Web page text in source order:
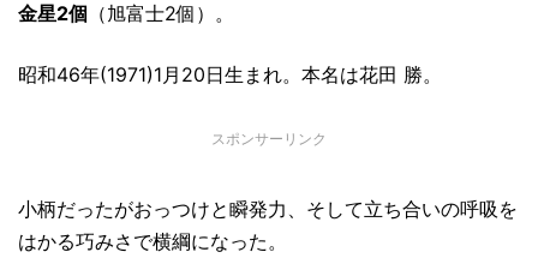
金星2個 （旭富士2個）。
昭和46年(1971)1月20日生まれ。本名は花田 勝。
スポンサーリンク
小柄だったがおっつけと瞬発力、そして立ち合いの呼吸を
はかる巧みさで横綱になった。